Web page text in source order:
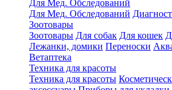
Для Мед. Обследований
Для Мед. Обследований
Зоотовары
Зоотовары Для собак Для кошек
Лежанки, домики Переноски
Ветаптека
Техника для красоты
Техника для красоты